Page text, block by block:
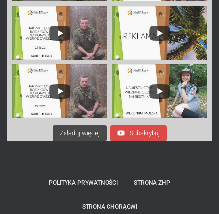
Załaduj więcej Subskrybuj
POLITYKA PRYWATNOŚCI STRONA ZHP
STRONA CHORĄGWI